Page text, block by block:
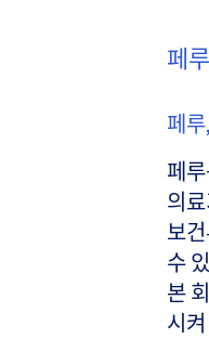
페루
페
페
의
보
수
본
시